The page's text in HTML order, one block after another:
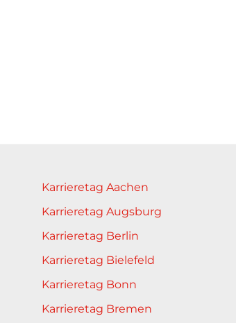
Karrieretag Aachen
Karrieretag Augsburg
Karrieretag Berlin
Karrieretag Bielefeld
Karrieretag Bonn
Karrieretag Bremen